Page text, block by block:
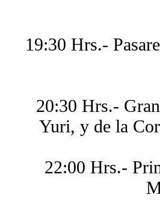
19:30 Hrs.-
20:30 Hrs.-
Yuri, y de la
22:00 Hrs.-